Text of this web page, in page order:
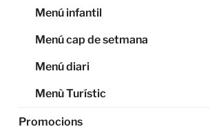
Menú infantil
Menú cap de setmana
Menú diari
Menù Turístic
Promocions